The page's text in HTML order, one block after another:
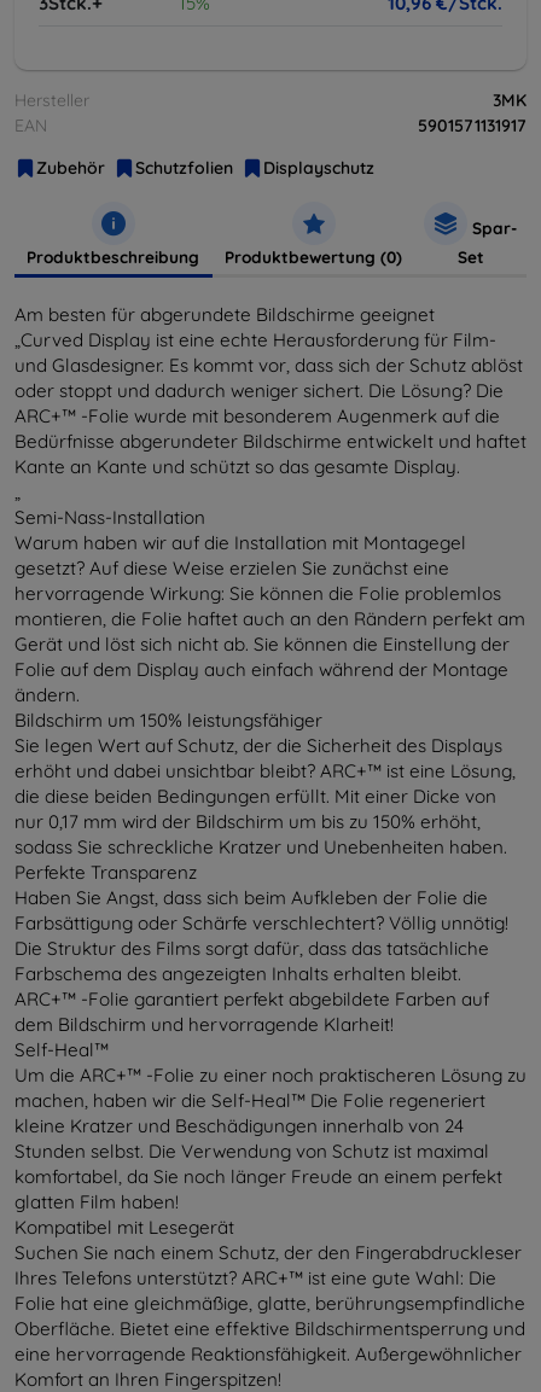
Hersteller
3MK
EAN
5901571131917
Zubehör
Schutzfolien Displayschutz
Produktbeschreibung Produktbewertung (0)
Spar-
Set
Am besten für abgerundete Bildschirme geeignet
„Curved Display ist eine echte Herausforderung für Film-
und Glasdesigner. Es kommt vor, dass sich der Schutz ablöst
oder stoppt und dadurch weniger sichert. Die Lösung? Die
ARC+™ -Folie wurde mit besonderem Augenmerk auf die
Bedürfnisse abgerundeter Bildschirme entwickelt und haftet
Kante an Kante und schützt so das gesamte Display.
Semi-Nass-Installation
Warum haben wir auf die Installation mit Montagegel
gesetzt? Auf diese Weise erzielen Sie zunächst eine
hervorragende Wirkung: Sie können die Folie problemlos
montieren, die Folie haftet auch an den Rändern perfekt am
Gerät und löst sich nicht ab. Sie können die Einstellung der
Folie auf dem Display auch einfach während der Montage
ändern.
Bildschirm um 150% leistungsfähiger
Sie legen Wert auf Schutz, der die Sicherheit des Displays
erhöht und dabei unsichtbar bleibt? ARC+™ ist eine Lösung,
die diese beiden Bedingungen erfüllt. Mit einer Dicke von
nur 0,17 mm wird der Bildschirm um bis zu 150% erhöht,
sodass Sie schreckliche Kratzer und Unebenheiten haben.
Perfekte Transparenz
Haben Sie Angst, dass sich beim Aufkleben der Folie die
Farbsättigung oder Schärfe verschlechtert? Völlig unnötig!
Die Struktur des Films sorgt dafür, dass das tatsächliche
Farbschema des angezeigten Inhalts erhalten bleibt.
ARC+™ -Folie garantiert perfekt abgebildete Farben auf
dem Bildschirm und hervorragende Klarheit!
Self-Heal™
Um die ARC+™ -Folie zu einer noch praktischeren Lösung zu
machen, haben wir die Self-Heal™ Die Folie regeneriert
kleine Kratzer und Beschädigungen innerhalb von 24
Stunden selbst. Die Verwendung von Schutz ist maximal
komfortabel, da Sie noch länger Freude an einem perfekt
glatten Film haben!
Kompatibel mit Lesegerät
Suchen Sie nach einem Schutz, der den Fingerabdruckleser
Ihres Telefons unterstützt? ARC+™ ist eine gute Wahl: Die
Folie hat eine gleichmäßige, glatte, berührungsempfindliche
Oberfläche. Bietet eine effektive Bildschirmentsperrung und
eine hervorragende Reaktionsfähigkeit. Außergewöhnlicher
Komfort an Ihren Fingerspitzen!